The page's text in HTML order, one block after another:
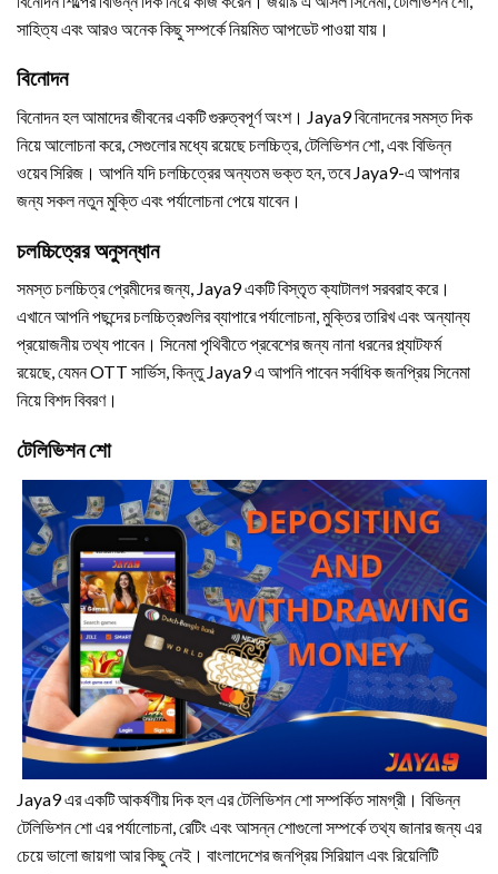
সাহিত্য এবং আরও অনেক কিছু সম্পর্কে নিয়মিত আপডেট পাওয়া যায়।
বিনোদন
বিনোদন হল আমাদের জীবনের একটি গুরুত্বপূর্ণ অংশ। Jaya9 বিনোদনের সমস্ত দিক
নিয়ে আলোচনা করে, সেগুলোর মধ্যে রয়েছে চলচ্চিত্র, টেলিভিশন শো, এবং বিভিন্ন
ওয়েব সিরিজ। আপনি যদি চলচ্চিত্রের অন্যতম ভক্ত হন, তবে Jaya9-এ আপনার
জন্য সকল নতুন মুক্তি এবং পর্যালোচনা পেয়ে যাবেন।
চলচ্চিত্রের অনুসন্ধান
সমস্ত চলচ্চিত্র প্রেমীদের জন্য, Jaya9 একটি বিস্তৃত ক্যাটালগ সরবরাহ করে।
এখানে আপনি পছন্দের চলচ্চিত্রগুলির ব্যাপারে পর্যালোচনা, মুক্তির তারিখ এবং অন্যান্য
প্রয়োজনীয় তথ্য পাবেন। সিনেমা পৃথিবীতে প্রবেশের জন্য নানা ধরনের প্ল্যাটফর্ম
রয়েছে, যেমন OTT সার্ভিস, কিন্তু Jaya9 এ আপনি পাবেন সর্বাধিক জনপ্রিয় সিনেমা
নিয়ে বিশদ বিবরণ।
টেলিভিশন শো
Jaya9 এর একটি আকর্ষণীয় দিক হল এর টেলিভিশন শো সম্পর্কিত সামগ্রী। বিভিন্ন
টেলিভিশন শো এর পর্যালোচনা, রেটিং এবং আসন্ন শোগুলো সম্পর্কে তথ্য জানার জন্য এর
চেয়ে ভালো জায়গা আর কিছু নেই। বাংলাদেশের জনপ্রিয় সিরিয়াল এবং রিয়েলিটি